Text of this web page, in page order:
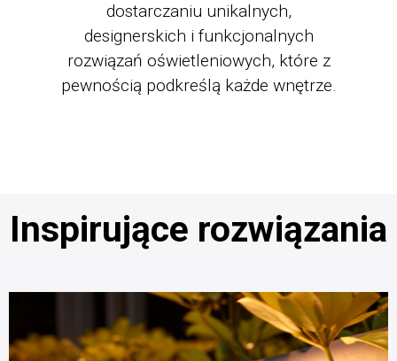
dostarczaniu unikalnych,
designerskich i funkcjonalnych
rozwiązań oświetleniowych, które z
pewnością podkreślą każde wnętrze.
Inspirujące rozwiązania